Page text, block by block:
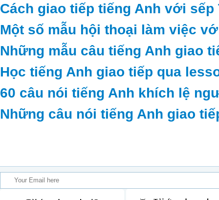
Cách giao tiếp tiếng Anh với sếp
Một số mẫu hội thoại làm việc
Những mẫu câu tiếng Anh giao
Học tiếng Anh giao tiếp qua
60 câu nói tiếng Anh khích lệ
Những câu nói tiếng Anh giao